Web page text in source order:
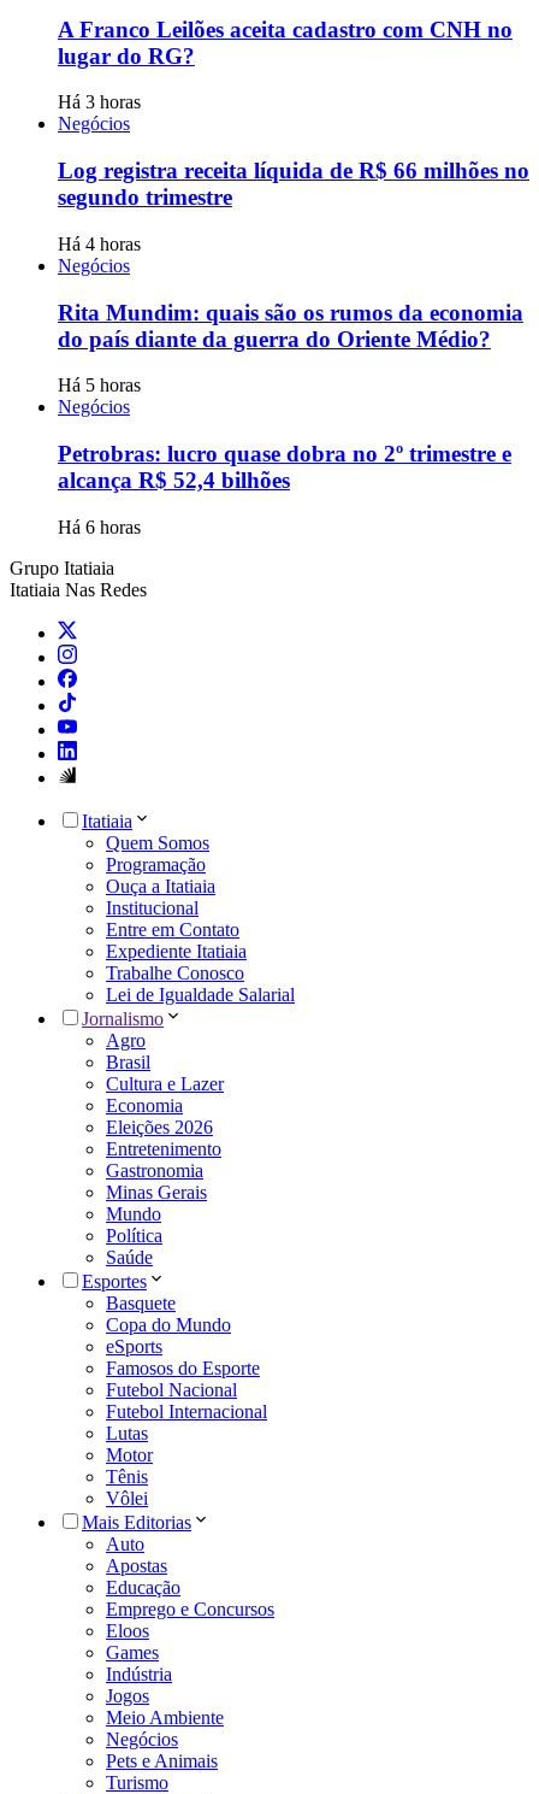
A Franco Leilões aceita cadastro com CNH no
lugar do RG?
Há 3 horas
Negócios
Log registra receita líquida de R$ 66 milhões no
segundo trimestre
Há 4 horas
Negócios
Rita Mundim: quais são os rumos da economia
do país diante da guerra do Oriente Médio?
Há 5 horas
Negócios
Petrobras: lucro quase dobra no 2º trimestre e
alcança R$ 52,4 bilhões
Há 6 horas
Grupo Itatiaia
Itatiaia Nas Redes
Itatiaia
Quem Somos
Programação
Ouça a Itatiaia
Institucional
Entre em Contato
Expediente Itatiaia
Trabalhe Conosco
Lei de Igualdade Salarial
Jornalismo
Agro
Brasil
Cultura e Lazer
Economia
Eleições 2026
Entretenimento
Gastronomia
Minas Gerais
Mundo
Política
Saúde
Esportes
Basquete
Copa do Mundo
eSports
Famosos do Esporte
Futebol Nacional
Futebol Internacional
Lutas
Motor
Tênis
Vôlei
Mais Editorias
Auto
Apostas
Educação
Emprego e Concursos
Eloos
Games
Indústria
Jogos
Meio Ambiente
Negócios
Pets e Animais
Turismo